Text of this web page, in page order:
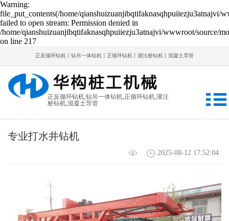
Warning:
file_put_contents(/home/qianshuizuanjibqtifaknasqhpuiiezju3atnajvi/
failed to open stream: Permission denied in
/home/qianshuizuanjibqtifaknasqhpuiiezju3atnajvi/wwwroot/source/
on line 217
正反循环钻机丨钻吊一体钻机丨正循环钻机丨灌注桩钻机丨混凝土导管
正反循环钻机,钻吊一体钻机,正循环钻机,灌注
桩钻机,混凝土导管
专业打水井钻机
2025-08-12 17:52:04